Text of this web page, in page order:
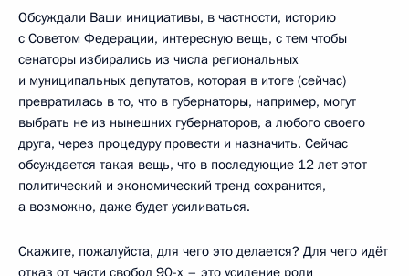
Обсуждали Ваши инициативы, в частности, историю
с Советом Федерации, интересную вещь, с тем чтобы
сенаторы избирались из числа региональных
и муниципальных депутатов, которая в итоге (сейчас)
превратилась в то, что в губернаторы, например, могут
выбрать не из нынешних губернаторов, а любого своего
друга, через процедуру провести и назначить. Сейчас
обсуждается такая вещь, что в последующие 12 лет этот
политический и экономический тренд сохранится,
а возможно, даже будет усиливаться.
Скажите, пожалуйста, для чего это делается? Для чего идёт
отказ от части свобод 90-х – это усиление роли